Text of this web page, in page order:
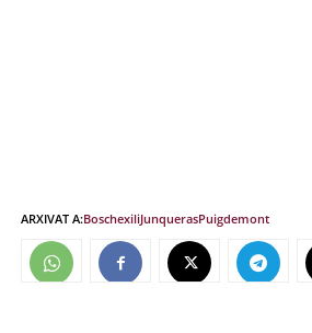
ARXIVAT A:BoschexiliJunquerasPuigdemont